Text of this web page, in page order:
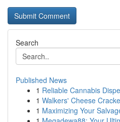
Search
Published News
1 Reliable Cannabis
1 Walkers' Cheese
1 Maximizing Your